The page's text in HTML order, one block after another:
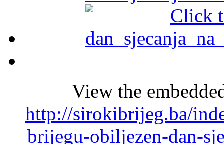
View the
http://sirokibrijeg.ba/
brijegu-obiljezen-dan-